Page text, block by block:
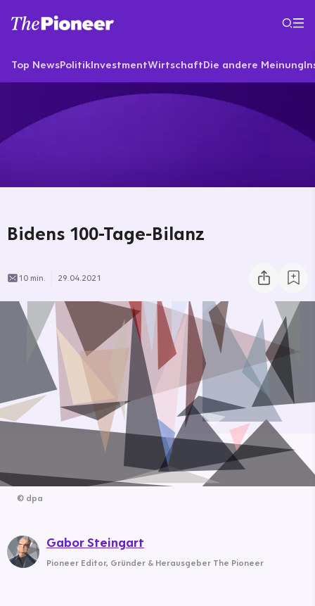
Top NewsPolitikInvestmentWirtschaftDie andere Meinung
Bidens 100-Tage-Bilanz
10 min. 29.04.2021
© dpa
Gabor Steingart
Pioneer Editor, Gründer & Herausgeber The Pioneer